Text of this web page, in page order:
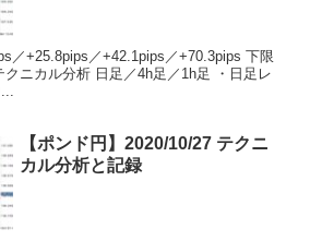
／+25.8pips／+42.1pips／+70.3pips 下限
ニカル分析 日足／4h足／1h足 ・日足レ
【ポンド円】2020/10/27 テクニ
カル分析と記録